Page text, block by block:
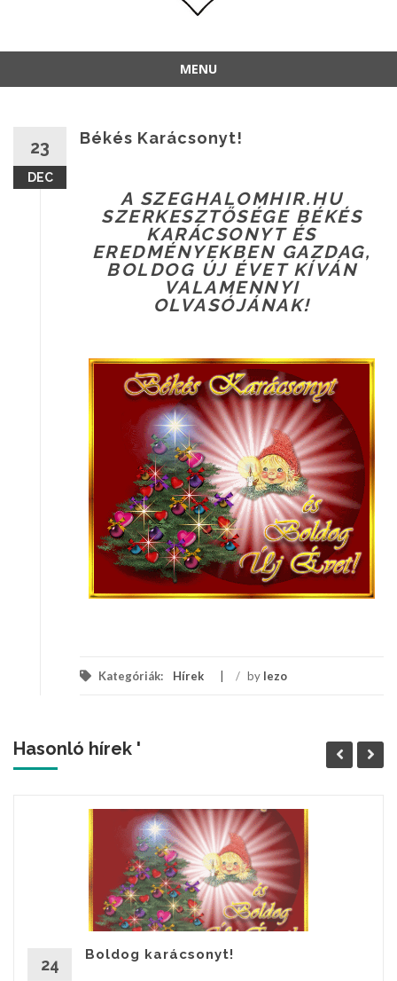
MENU
23
DEC
Békés Karácsonyt!
A SZEGHALOMHIR.HU
SZERKESZTŐSÉGE BÉKÉS
KARÁCSONYT ÉS
EREDMÉNYEKBEN GAZDAG,
BOLDOG ÚJ ÉVET KÍVÁN
VALAMENNYI
OLVASÓJÁNAK!
Kategóriák: Hírek / by lezo
Hasonló hírek '
24
Boldog karácsonyt!